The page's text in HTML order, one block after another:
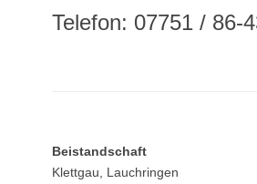
Telefon: 07751 / 86-
Beistandschaft
Klettgau, Lauchringen